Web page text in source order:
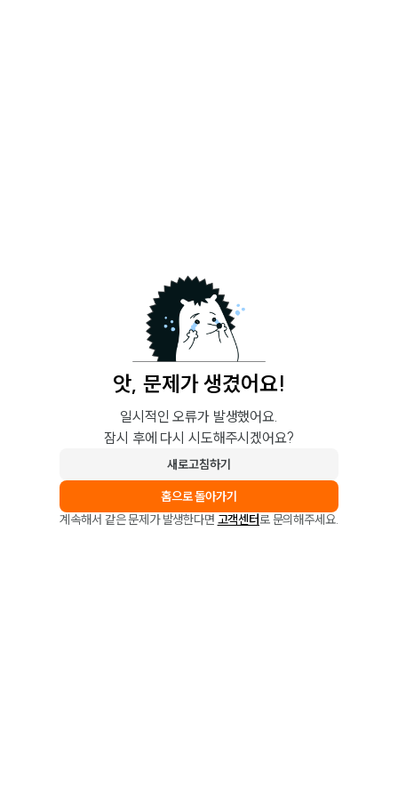
앗, 문제가 생겼어요!
일시적인 오류가 발생했어요.
잠시 후에 다시 시도해주시겠어요?
새로고침하기
홈으로 돌아가기
계속해서 같은 문제가 발생한다면 고객센터로 문의해주세요.